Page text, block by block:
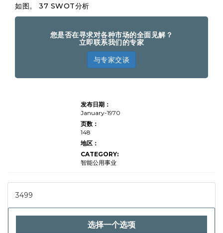
如图。 37 SWOT分析
您是否在寻求对各种市场的全面见解？
立即联系我们的专家
与专家交谈
Industry Analysis, By Product
Type (Plastic Infuser Bottles,
Glass Infuser Bottles,
Stainless Steel Infuser
Bottles), By Capacity (Less
than 500 ml, 500 ml – 1 Liter,
Above 1 Liter), By Distribution
Channel (Online Retail,
Supermarkets/Hypermarkets,
End-User (Individuals,
Schools & Institutions), and
发布日期：
January-1970
页数：
148
地区：
CATEGORY:
智能公用事业
3499
选择一个选项